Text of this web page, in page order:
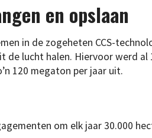
en opslaan
in de zogeheten CCS-
lucht halen. Hiervoor werd al
120 megaton per jaar uit.
om elk jaar 30.000